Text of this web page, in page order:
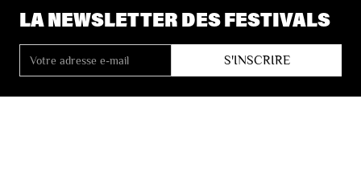
LA NEWSLETTER DES FESTIVALS